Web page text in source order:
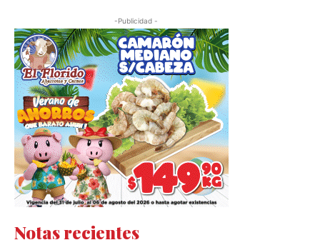
-Publicidad -
Notas recientes